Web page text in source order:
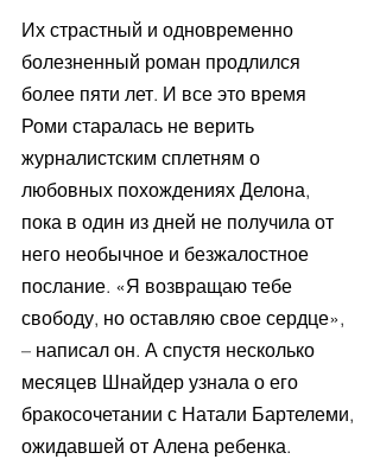
Их страстный и одновременно
болезненный роман продлился
более пяти лет. И все это время
Роми старалась не верить
журналистским сплетням о
любовных похождениях Делона,
пока в один из дней не получила от
него необычное и безжалостное
послание. «Я возвращаю тебе
свободу, но оставляю свое сердце»,
– написал он. А спустя несколько
месяцев Шнайдер узнала о его
бракосочетании с Натали Бартелеми,
ожидавшей от Алена ребенка.